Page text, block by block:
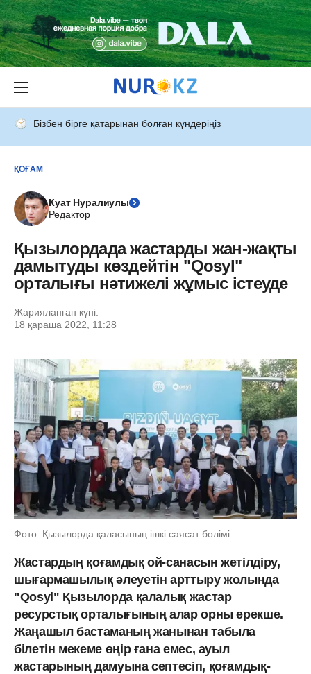
Бізбен бірге қатарынан болған күндеріңіз
ҚОҒАМ
Куат Нуралиулы
Редактор
Қызылордада жастарды жан-жақты
дамытуды көздейтін "Qosyl"
орталығы нәтижелі жұмыс істеуде
Жарияланған күні:
18 қараша 2022, 11:28
Фото: Қызылорда қаласының ішкі саясат бөлімі
Жастардың қоғамдық ой-санасын жетілдіру,
шығармашылық әлеуетін арттыру жолында
"Qosyl" Қызылорда қалалық жастар
ресурстық орталығының алар орны ерекше.
Жаңашыл бастаманың жанынан табыла
білетін мекеме өңір ғана емес, ауыл
жастарының дамуына септесіп, қоғамдық-